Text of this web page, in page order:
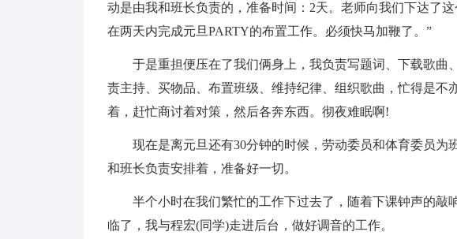
动是由我和班长负责的，准备时间：2天。老师向我们下达了
在两天内完成元旦PARTY的布置工作。必须快马加鞭了。”
于是重担便压在了我们俩身上，我负责写题词、下载歌曲
责主持、买物品、布置班级、维持纪律、组织歌曲，忙得是不
着，赶忙商讨着对策，然后各奔东西。彻夜难眠啊!
现在是离元旦还有30分钟的时候，劳动委员和体育委员为
和班长负责安排着，准备好一切。
半个小时在我们繁忙的工作下过去了，随着下课钟声的敲
临了，我与程宏(同学)走进后台，做好调音的工作。